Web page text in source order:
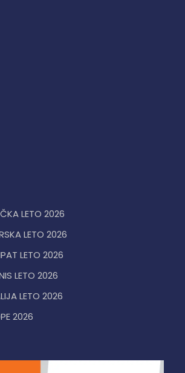
LETO 2026
LETO 2026
LETO 2026
LETO 2026
LETO 2026
2026